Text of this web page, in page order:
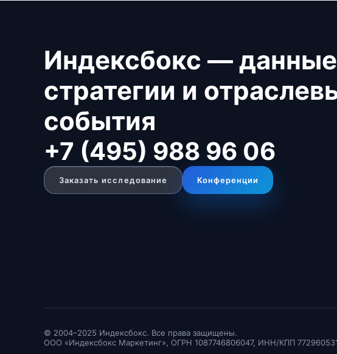
Индексбокс —
стратегии и
события
+7 (495) 988 96 06
Заказать исследование Конференции
© 2004–2025 Индексбокс. Все права защищены.
ООО «Индексбокс Маркетинг», ОГРН 1087746806047, ИНН/КПП